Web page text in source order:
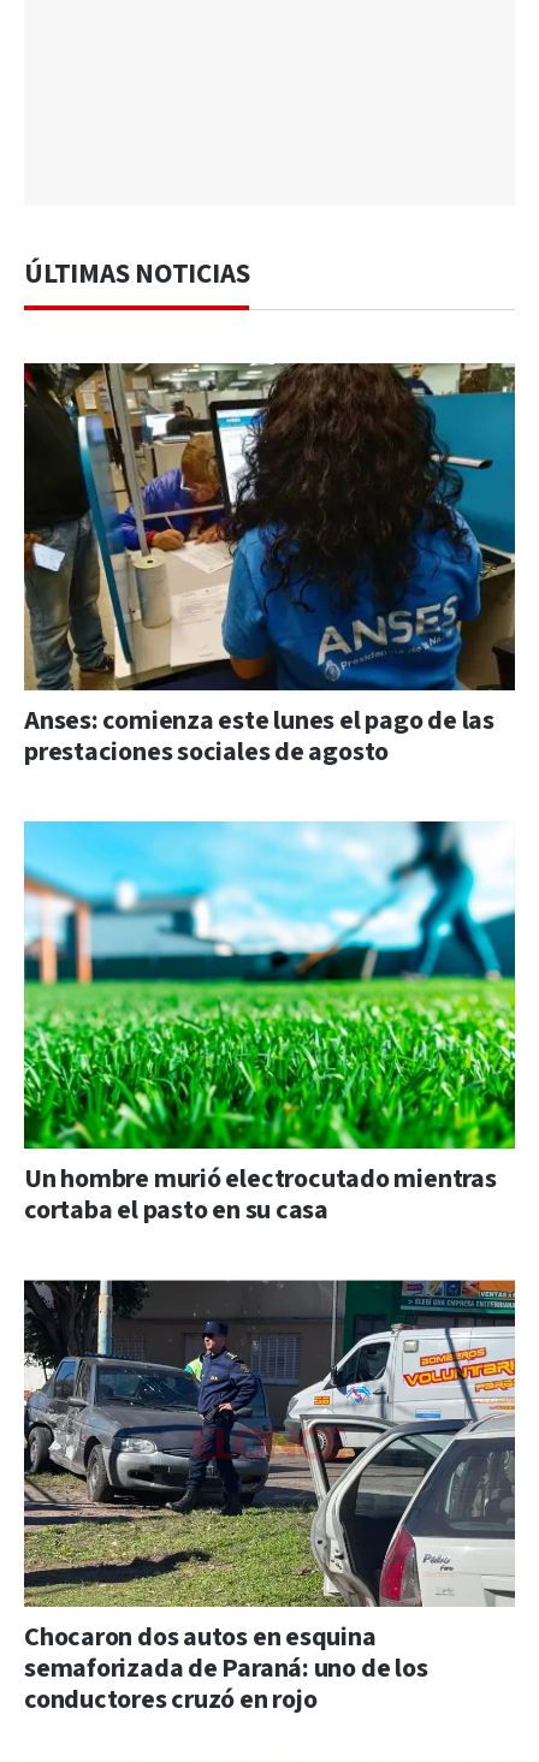
ÚLTIMAS NOTICIAS
Anses: comienza este lunes el pago de las
prestaciones sociales de agosto
Un hombre murió electrocutado mientras
cortaba el pasto en su casa
Chocaron dos autos en esquina
semaforizada de Paraná: uno de los
conductores cruzó en rojo